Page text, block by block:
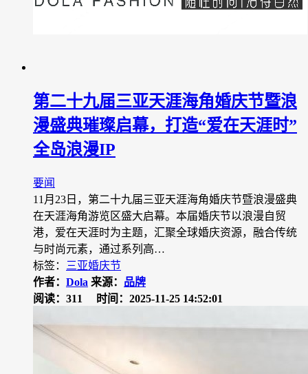
第二十九届三亚天涯海角婚庆节暨浪
漫盛典璀璨启幕，打造“爱在天涯时”
全岛浪漫IP
要闻
11月23日，第二十九届三亚天涯海角婚庆节暨浪漫盛典
在天涯海角游览区盛大启幕。本届婚庆节以浪漫自贸
港，爱在天涯时为主题，汇聚全球婚庆资源，融合传统
与时尚元素，通过系列高…
标签：
三亚婚庆节
作者： Dola 来源： 品牌
阅读：311
时间：2025-11-25 14:52:01